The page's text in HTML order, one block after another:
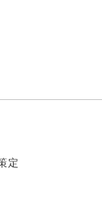
定